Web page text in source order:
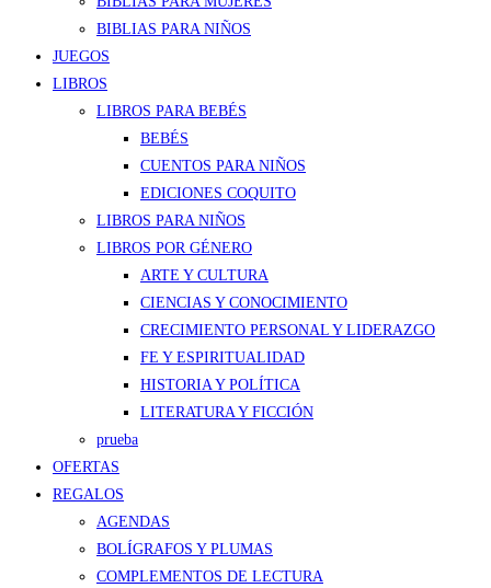
BIBLIAS PARA NIÑOS
JUEGOS
LIBROS
LIBROS PARA BEBÉS
BEBÉS
CUENTOS PARA NIÑOS
EDICIONES COQUITO
LIBROS PARA NIÑOS
LIBROS POR GÉNERO
ARTE Y CULTURA
CIENCIAS Y CONOCIMIENTO
CRECIMIENTO PERSONAL Y LIDERAZGO
FE Y ESPIRITUALIDAD
HISTORIA Y POLÍTICA
LITERATURA Y FICCIÓN
prueba
OFERTAS
REGALOS
AGENDAS
BOLÍGRAFOS Y PLUMAS
COMPLEMENTOS DE LECTURA